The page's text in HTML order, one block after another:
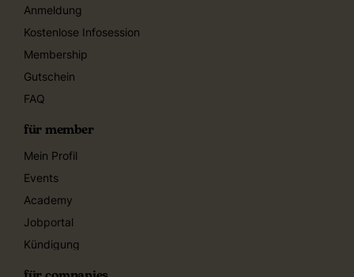
Anmeldung
Kostenlose Infosession
Membership
Gutschein
FAQ
für member
Mein Profil
Events
Academy
Jobportal
Kündigung